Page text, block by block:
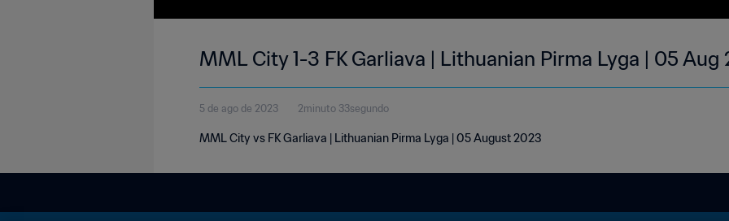
MML City 1-3 FK Garliava | Lithuanian Pirma Lyga | 05 Aug
5 de ago de 2023 2minuto 33segundo
MML City vs FK Garliava | Lithuanian Pirma Lyga | 05 August 2023